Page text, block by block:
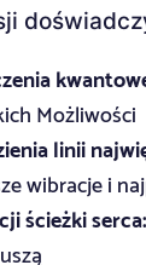
Możliwości
linii
wibracje i
ścieżki serca: